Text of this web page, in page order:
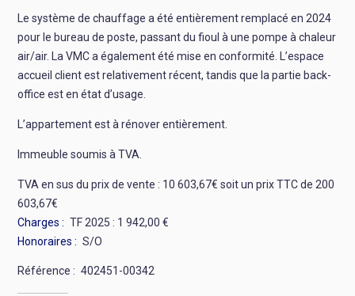
Le système de chauffage a été entièrement remplacé en 2024
pour le bureau de poste, passant du fioul à une pompe à chaleur
air/air. La VMC a également été mise en conformité. L’espace
accueil client est relativement récent, tandis que la partie back-
office est en état d’usage.
L’appartement est à rénover entièrement.
Immeuble soumis à TVA.
TVA en sus du prix de vente : 10 603,67€ soit un prix TTC de 200
603,67€
Charges
TF 2025 : 1 942,00 €
Honoraires
S/O
Référence 402451-00342